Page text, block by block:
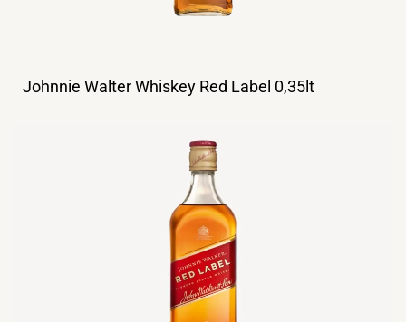
Johnnie Walter Whiskey Red Label 0,35lt